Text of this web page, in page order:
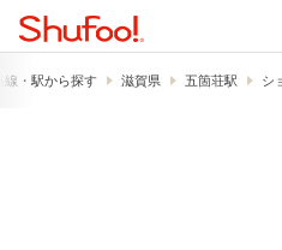
線・駅から探す 滋賀県 五箇荘駅 シ